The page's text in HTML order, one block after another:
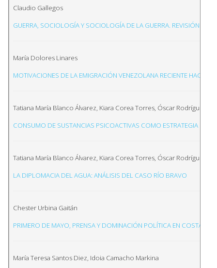
Claudio Gallegos
GUERRA, SOCIOLOGÍA Y SOCIOLOGÍA DE LA GUERRA. REVISIÓN
María Dolores Linares
MOTIVACIONES DE LA EMIGRACIÓN VENEZOLANA RECIENTE HACIA
Tatiana María Blanco Álvarez, Kiara Corea Torres, Óscar Rodríguez
CONSUMO DE SUSTANCIAS PSICOACTIVAS COMO ESTRATEGIA DE
Tatiana María Blanco Álvarez, Kiara Corea Torres, Óscar Rodríguez
LA DIPLOMACIA DEL AGUA: ANÁLISIS DEL CASO RÍO BRAVO
Chester Urbina Gaitán
PRIMERO DE MAYO, PRENSA Y DOMINACIÓN POLÍTICA EN COSTA
María Teresa Santos Diez, Idoia Camacho Markina